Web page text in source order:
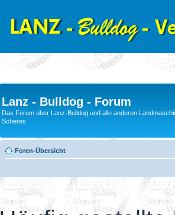
Lanz - Bulldog - Forum
Das Forum über Lanz-Bulldog und alle anderen
Scheres
Foren-Übersicht